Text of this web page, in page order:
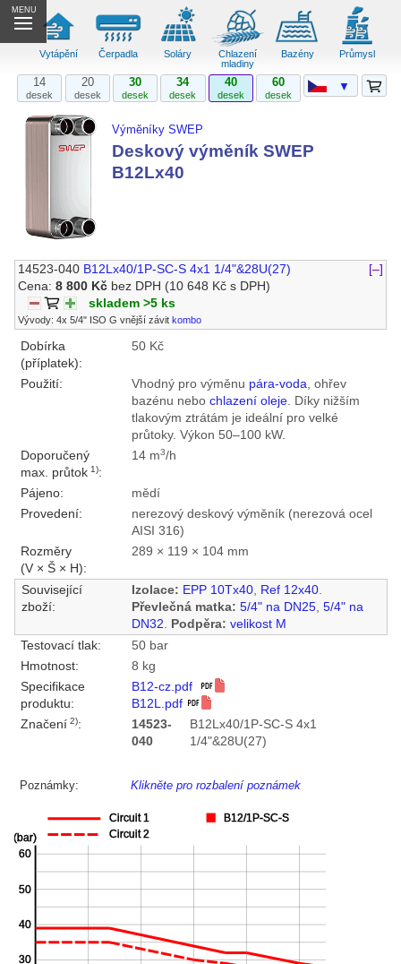
MENU
Vytápění Čerpadla Soláry
Chlazení
mladiny
Bazény Průmysl
14
desek
20
desek
30
desek
34
desek
40
desek
60
desek
Výměníky SWEP
Deskový výměník SWEP
B12Lx40
14523-040 B12Lx40/1P-SC-S 4x1 1/4"&28U(27)
[–]
Cena:8 800 Kč bez DPH (10 648 Kč s DPH)
skladem >5 ks
Vývody: 4x 5/4" ISO G vnější závitkombo
Dobírka
(příplatek):
50 Kč
Použití: Vhodný pro výměnu pára-voda , ohřev
bazénu nebo chlazení oleje. Díky nižším
tlakovým ztrátám je ideální pro velké
průtoky. Výkon 50–100 kW.
Doporučený
max. průtok1):
14 m3/h
Pájeno:
mědí
Provedení:
nerezový deskový výměník (nerezová ocel
AISI 316)
Rozměry
(V × Š × H):
289 × 119 × 104 mm
Související
zboží:
Izolace: EPP 10Tx40, Ref 12x40.
Převlečná matka: 5/4" na DN25, 5/4" na
DN32
Podpěra: velikost M
Testovací tlak:
50 bar
Hmotnost:
8 kg
Specifikace
produktu:
B12-cz.pdf
B12L.pdf
Značení2):
14523-
040
B12Lx40/1P-SC-S 4x1
1/4"&28U(27)
Poznámky: Klikněte pro rozbalení poznámek
▼